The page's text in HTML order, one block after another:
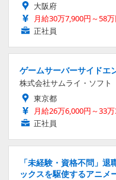
大阪府
月給30万7,900円～58
正社員
ゲームサーバーサイドエ
株式会社サムライ・ソフト
東京都
月給26万6,000円～33
正社員
「未経験・資格不問」
ックスを駆使するアニメ